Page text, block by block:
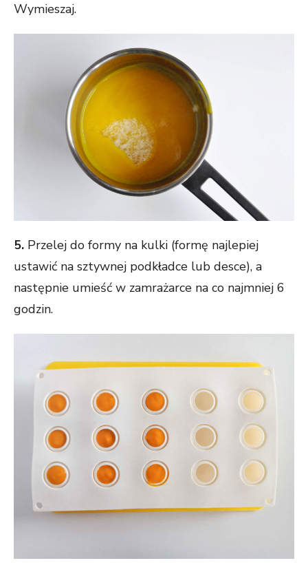
Wymieszaj.
5. Przelej do formy na kulki (formę najlepiej
ustawić na sztywnej podkładce lub desce), a
następnie umieść w zamrażarce na co najmniej 6
godzin.